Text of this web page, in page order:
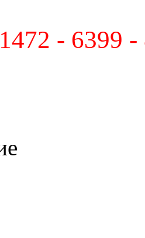
1472 - 6399